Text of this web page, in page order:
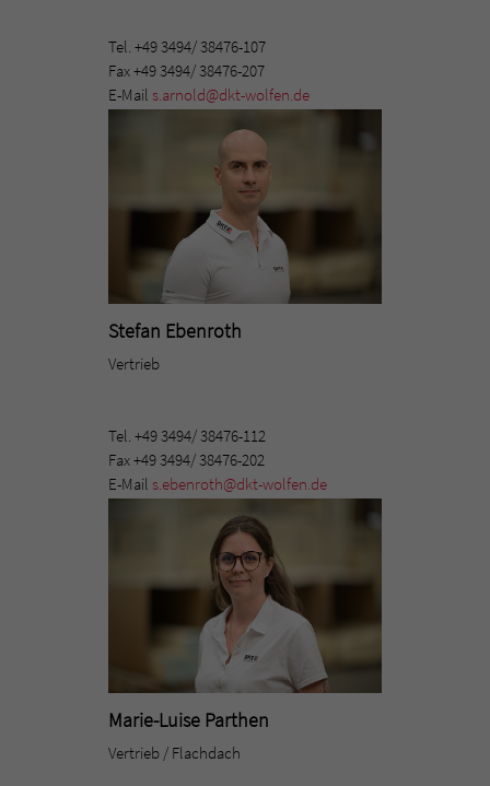
Tel. +49 3494/ 38476-107
Fax +49 3494/ 38476-207
E-Mail s.arnold@dkt-wolfen.de
Stefan Ebenroth
Vertrieb
Tel. +49 3494/ 38476-112
Fax +49 3494/ 38476-202
E-Mail s.ebenroth@dkt-wolfen.de
Marie-Luise Parthen
Vertrieb / Flachdach